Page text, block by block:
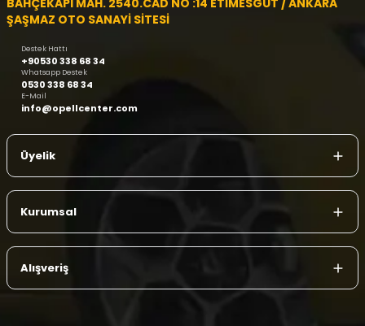
BAHÇEKAPI MAH. 2540.CAD NO :14 ETİMESGUT / ANKARA
ŞAŞMAZ OTO SANAYİ SİTESİ
Destek Hattı
+90530 338 68 34
Whatsapp Destek
0530 338 68 34
E-Mail
info@opellcenter.com
Üyelik
Kurumsal
Alışveriş